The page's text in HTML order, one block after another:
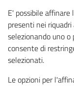
E' possibile
presenti nei
selezionando uno
consente di
selezionati.
Le opzioni per